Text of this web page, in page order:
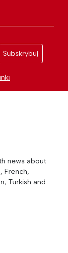
Subskrybuj
news about
French,
Turkish and